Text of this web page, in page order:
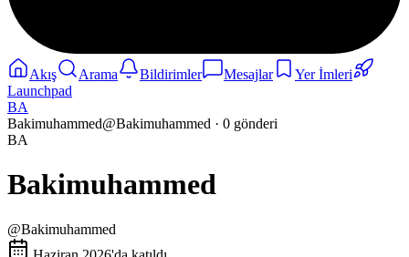
Akış Arama Bildirimler Mesajlar
Yer İmleri
Launchpad
BA
Bakimuhammed@Bakimuhammed · 0 gönderi
BA
Bakimuhammed
@Bakimuhammed